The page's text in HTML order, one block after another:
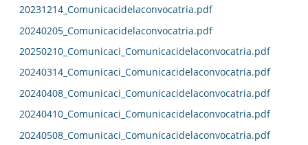
20231214_Comunicacidelaconvocatria.pdf
20240205_Comunicacidelaconvocatria.pdf
20250210_Comunicaci_Comunicacidelaconvocatria.pdf
20240314_Comunicaci_Comunicacidelaconvocatria.pdf
20240408_Comunicaci_Comunicacidelaconvocatria.pdf
20240410_Comunicaci_Comunicacidelaconvocatria.pdf
20240508_Comunicaci_Comunicacidelaconvocatria.pdf